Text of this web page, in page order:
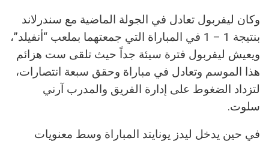
وكان ليفربول تعادل في الجولة الماضية مع سندرلاند
بنتيجة 1 – 1 في المباراة التي جمعتهما بملعب “أنفيلد”،
ويعيش ليفربول فترة سيئة جداً حيث تلقى ست هزائم
هذا الموسم وتعادل في مباراة وحقق سبعة انتصارات،
لتزداد الضغوط على إدارة الفريق والمدرب آرني
سلوت.
في حين يدخل ليدز يونايتد المباراة وسط معنويات